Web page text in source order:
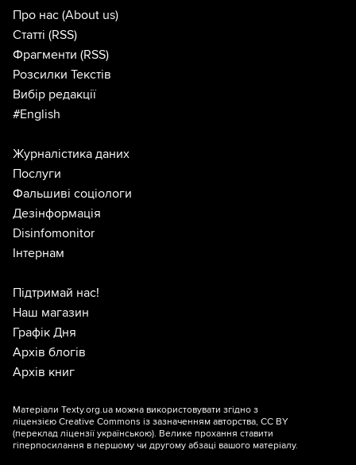
Про нас (About us)
Статті (RSS)
Фрагменти (RSS)
Розсилки Текстів
Вибір редакції
#English
Журналістика даних
Послуги
Фальшиві соціологи
Дезінформація
Disinfomonitor
Інтернам
Підтримай нас!
Наш магазин
Графік Дня
Архів блогів
Архів книг
Матеріали Texty.org.ua можна використовувати згідно з
ліцензією Creative Commons із зазначенням авторства, CC BY
(переклад ліцензії українською). Велике прохання ставити
гіперпосилання в першому чи другому абзаці вашого матеріалу.